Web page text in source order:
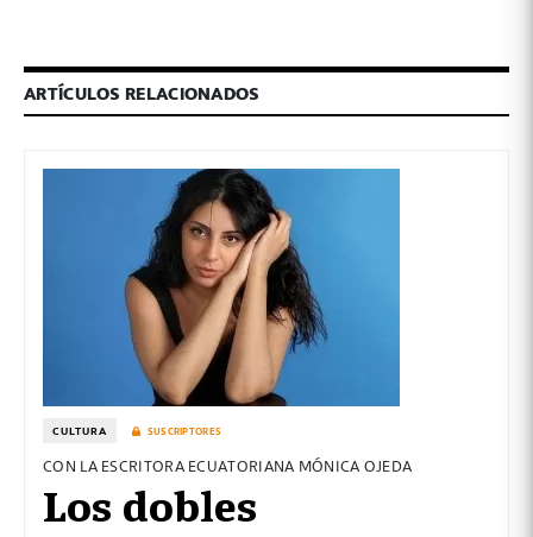
ARTÍCULOS RELACIONADOS
CULTURA SUSCRIPTORES
CON LA ESCRITORA ECUATORIANA MÓNICA OJEDA
Los dobles